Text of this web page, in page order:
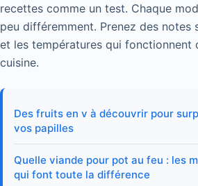
recettes comme un test. Chaque
peu différemment. Prenez des notes
et les températures qui fonctionnent
cuisine.
Des fruits en v à découvrir pour
vos papilles
Quelle viande pour pot au feu : les
qui font toute la différence